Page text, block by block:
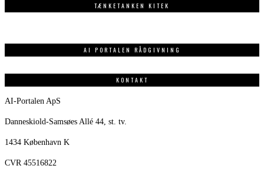
TÆNKETANKEN KITEK
AI PORTALEN RÅDGIVNING
KONTAKT
AI-Portalen ApS
Danneskiold-Samsøes Allé 44, st. tv.
1434 København K
CVR 45516822